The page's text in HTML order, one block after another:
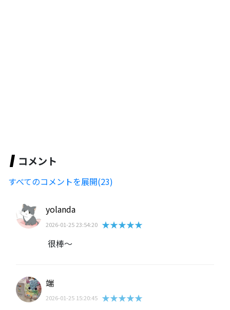
コメント
すべてのコメントを展開(23)
yolanda
2026-01-25 23:54:20 ★★★★★
很棒～
端
2026-01-25 15:20:45 ★★★★★